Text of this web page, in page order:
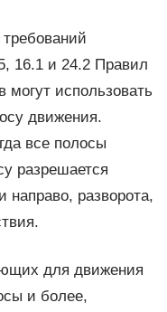
16.1 и 24.2 Правил
могут использовать
движения.
все полосы
разрешается
направо, разворота,
для движения
и более,